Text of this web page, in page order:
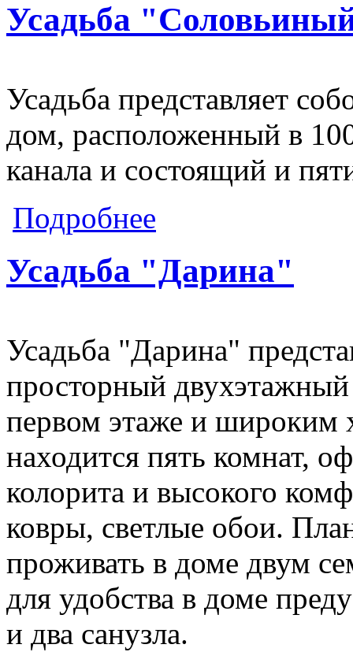
Усадьба
Усадьба представляет
дом, расположенный в
канала и состоящий и
Подробнее
Усадьба "Дарина"
Усадьба "Дарина"
просторный
первом этаже и широким
находится пять комнат,
колорита и высокого
ковры, светлые обои.
проживать в доме двум
для удобства в доме
и два санузла.